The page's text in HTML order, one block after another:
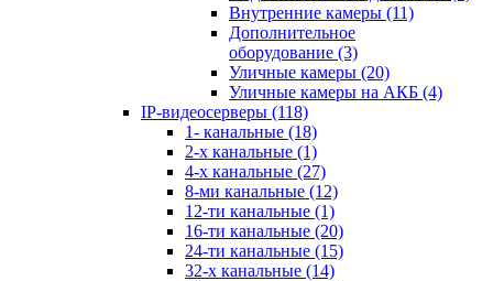
Внутренние камеры (11)
Дополнительное
оборудование (3)
Уличные камеры (20)
Уличные камеры на АКБ (4)
IP-видеосерверы (118)
1- канальные (18)
2-х канальные (1)
4-х канальные (27)
8-ми канальные (12)
12-ти канальные (1)
16-ти канальные (20)
24-ти канальные (15)
32-х канальные (14)